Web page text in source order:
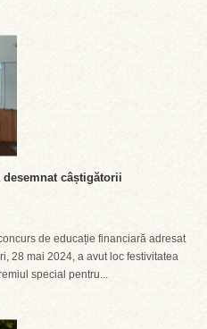
câștigătorii
de educație financiară adresat
28 mai 2024, a avut loc festivitatea
special pentru...